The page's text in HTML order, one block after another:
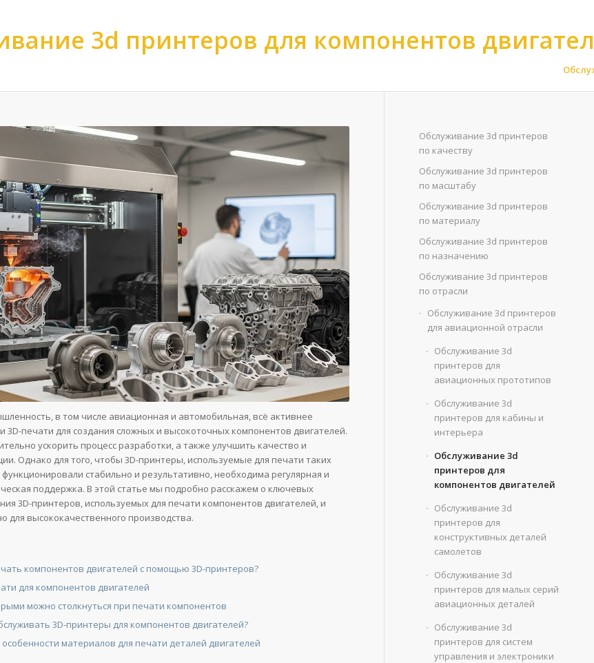
3d принтеров для компонентов
в том числе авиационная и автомобильная, всё активнее
3D-печати для создания сложных и высокоточных компонентов двигателей.
ускорить процесс разработки, а также улучшить качество и
Однако для того, чтобы 3D-принтеры, используемые для печати таких
стабильно и результативно, необходима регулярная и
поддержка. В этой статье мы подробно расскажем о ключевых
3D-принтеров, используемых для печати компонентов двигателей, и
для высококачественного производства.
компонентов двигателей с помощью 3D-принтеров?
для компонентов двигателей
можно столкнуться при печати компонентов
3D-принтеры для компонентов двигателей?
материалов для печати деталей двигателей
Обслуживание 3d принтеров
по качеству
Обслуживание 3d принтеров
по масштабу
Обслуживание 3d принтеров
по материалу
Обслуживание 3d принтеров
по назначению
Обслуживание 3d принтеров
по отрасли
Обслуживание 3d принтеров
для авиационной отрасли
Обслуживание 3d
принтеров для
авиационных прототипов
Обслуживание 3d
принтеров для кабины и
интерьера
Обслуживание 3d
принтеров для
компонентов двигателей
Обслуживание 3d
принтеров для
конструктивных деталей
самолетов
Обслуживание 3d
принтеров для малых серий
авиационных деталей
Обслуживание 3d
принтеров для систем
управления и электроники